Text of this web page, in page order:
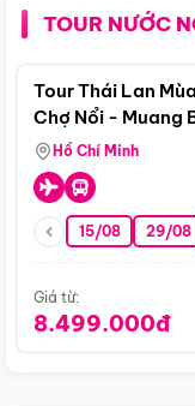
TOUR NƯỚC
Tour Thái Lan
Chợ Nổi - Muang
Hồ Chí Minh
15/08 29/08
Giá từ:
8.499.000đ